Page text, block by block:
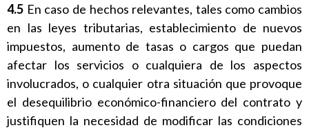
4.5 En caso de hechos relevantes, tales como cambios
en las leyes tributarias, establecimiento de nuevos
impuestos, aumento de tasas o cargos que puedan
afectar los servicios o cualquiera de los aspectos
involucrados, o cualquier otra situación que provoque
el desequilibrio económico-financiero del contrato y
justifiquen la necesidad de modificar las condiciones